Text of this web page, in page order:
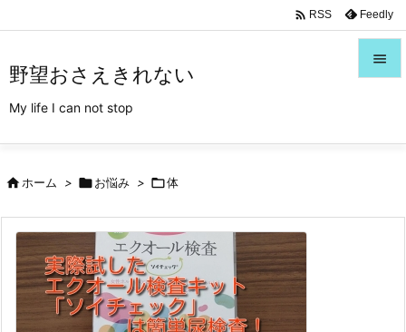
野望おさえきれない
My life I can not stop


 RSS Feedly
ホーム > お悩み > 体